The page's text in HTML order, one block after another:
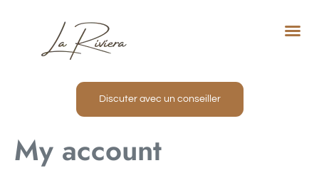
Discuter avec un conseiller
My account